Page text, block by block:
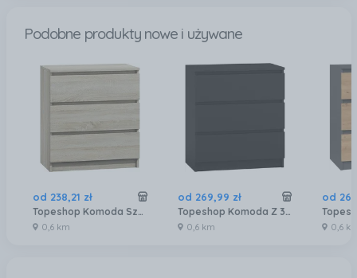
Podobne produkty nowe i używane
od 238,21 zł
Topeshop Komoda Szafka 3 Szuflady Kolor Dąb Sonoma 4560375
0,6 km
od 269,99 zł
Topeshop Komoda Z 3 Szufladami Czarna 70X40X77 Cm
0,6 km
od 269
0,6